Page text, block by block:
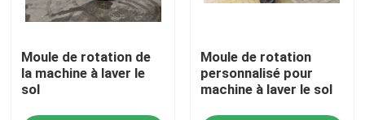
Moule de rotation de
la machine à laver le
sol
Moule de rotation
personnalisé pour
machine à laver le sol